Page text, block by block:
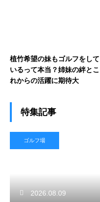
植竹希望の妹もゴルフをして
いるって本当？姉妹の絆とこ
れからの活躍に期待大
特集記事
ゴルフ場
2026.08.09